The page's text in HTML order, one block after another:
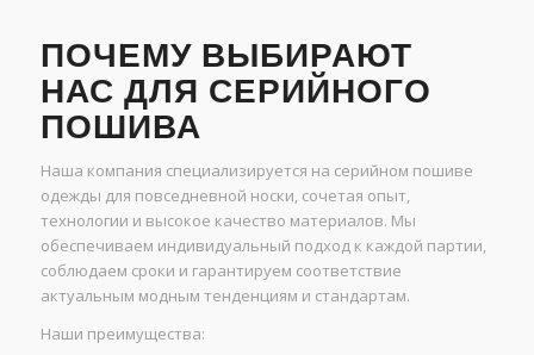
ПОЧЕМУ ВЫБИРАЮТ
НАС ДЛЯ СЕРИЙНОГО
ПОШИВА
Наша компания специализируется на серийном пошиве
одежды для повседневной носки, сочетая опыт,
технологии и высокое качество материалов. Мы
обеспечиваем индивидуальный подход к каждой партии,
соблюдаем сроки и гарантируем соответствие
актуальным модным тенденциям и стандартам.
Наши преимущества: